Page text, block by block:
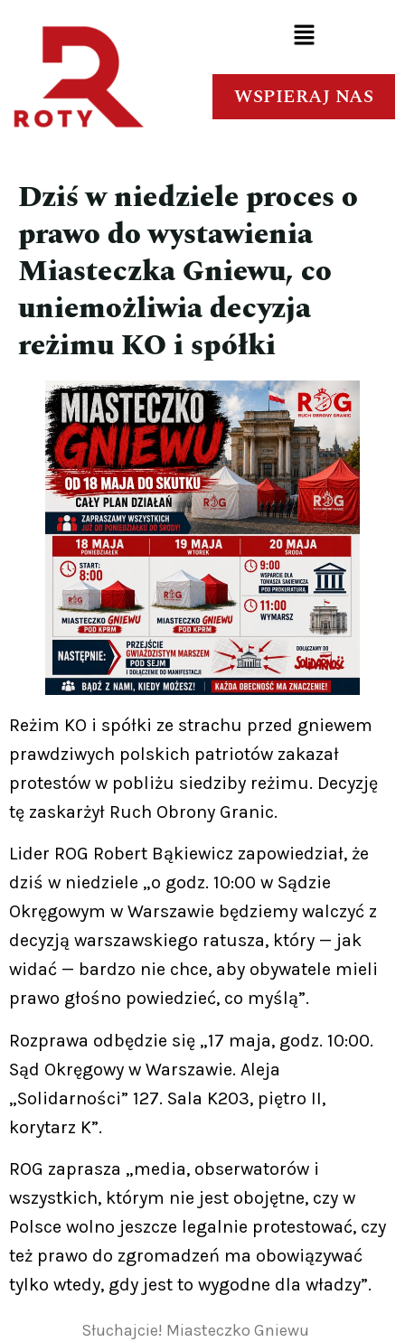
WSPIERAJ NAS
Dziś w niedziele proces o
prawo do wystawienia
Miasteczka Gniewu, co
uniemożliwia decyzja
reżimu KO i spółki
Reżim KO i spółki ze strachu przed gniewem
prawdziwych polskich patriotów zakazał
protestów w pobliżu siedziby reżimu. Decyzję
tę zaskarżył Ruch Obrony Granic.
Lider ROG Robert Bąkiewicz zapowiedział, że
dziś w niedziele „o godz. 10:00 w Sądzie
Okręgowym w Warszawie będziemy walczyć z
decyzją warszawskiego ratusza, który — jak
widać — bardzo nie chce, aby obywatele mieli
prawo głośno powiedzieć, co myślą”.
Rozprawa odbędzie się „17 maja, godz. 10:00.
Sąd Okręgowy w Warszawie. Aleja
„Solidarności” 127. Sala K203, piętro II,
korytarz K”.
ROG zaprasza „media, obserwatorów i
wszystkich, którym nie jest obojętne, czy w
Polsce wolno jeszcze legalnie protestować, czy
też prawo do zgromadzeń ma obowiązywać
tylko wtedy, gdy jest to wygodne dla władzy”.
Słuchajcie! Miasteczko Gniewu